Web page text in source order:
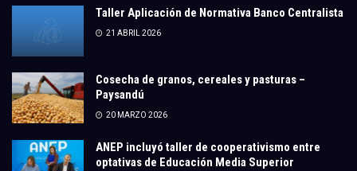
Taller Aplicación de Normativa Banco Centralista
21 ABRIL 2026
Cosecha de granos, cereales y pasturas –
Paysandú
20 MARZO 2026
ANEP incluyó taller de cooperativismo entre
optativas de Educación Media Superior